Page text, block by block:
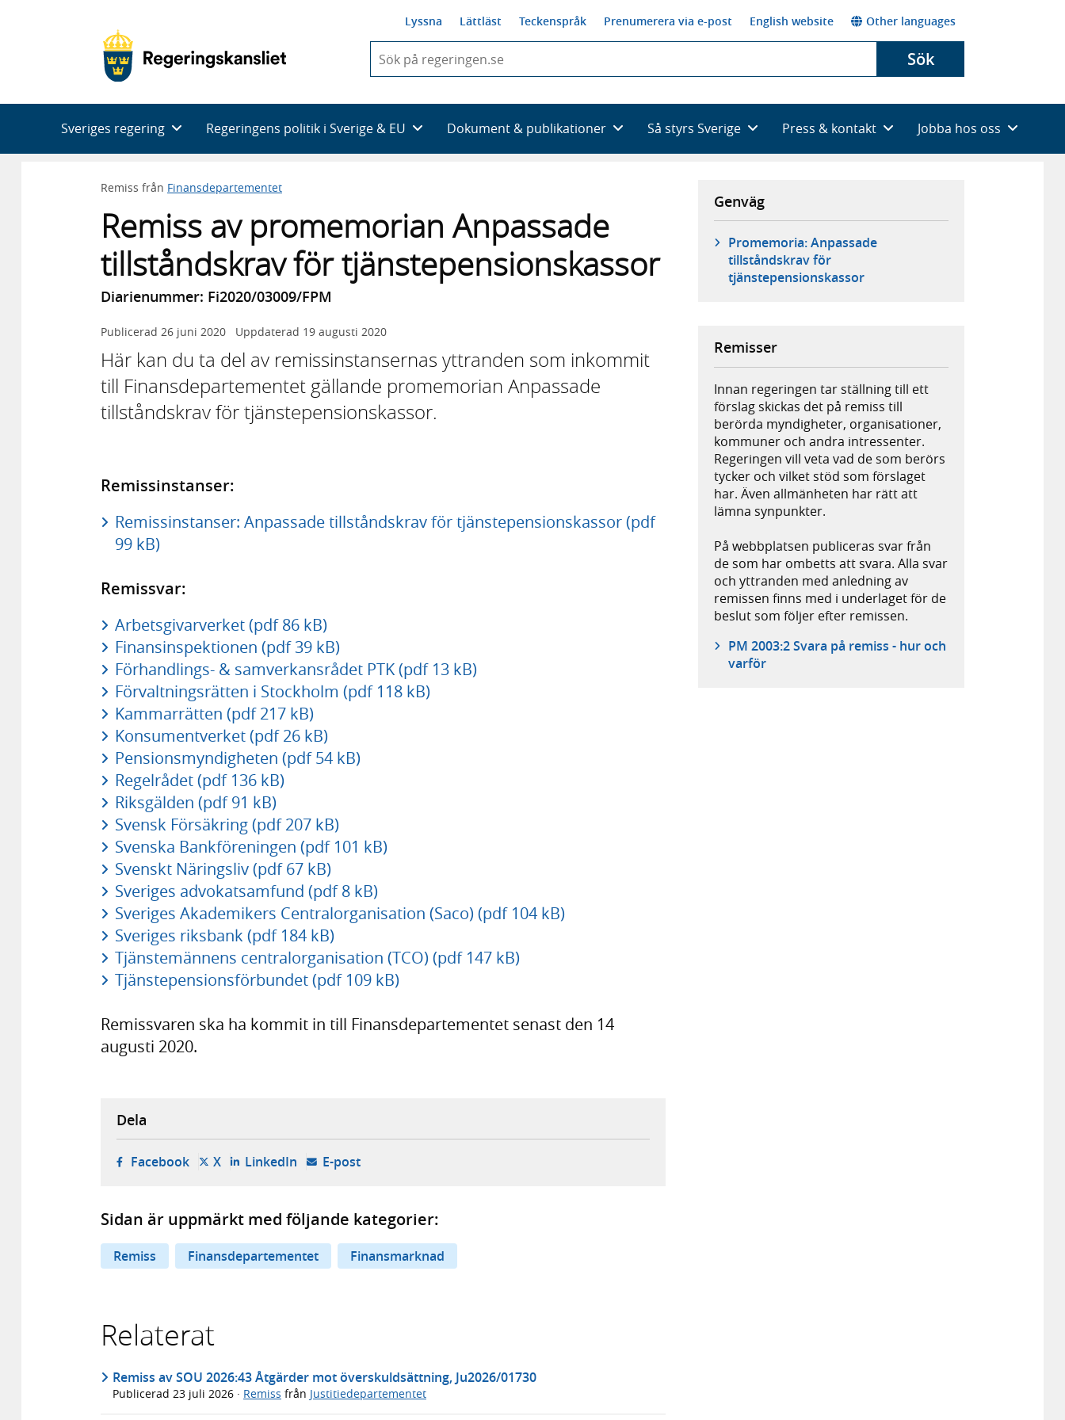
Lyssna Lättläst Teckenspråk Prenumerera via e-post English website Other languages
du
skriva
framträder
en
Sök
Sveriges regering Regeringens politik i Sverige & EU Dokument & publikationer Så styrs Sverige Press & kontakt Jobba hos oss
Remiss från Finansdepartementet
Remiss av promemorian Anpassade
tillståndskrav för tjänstepensionskassor
Diarienummer: Fi2020/03009/FPM
Publicerad 26 juni 2020 Uppdaterad 19 augusti 2020
Här kan du ta del av remissinstansernas yttranden som inkommit
till Finansdepartementet gällande promemorian Anpassade
tillståndskrav för tjänstepensionskassor.
Remissinstanser:
Remissinstanser: Anpassade tillståndskrav för tjänstepensionskassor (pdf
99 kB)
Remissvar:
Arbetsgivarverket (pdf 86 kB)
Finansinspektionen (pdf 39 kB)
Förhandlings- & samverkansrådet PTK (pdf 13 kB)
Förvaltningsrätten i Stockholm (pdf 118 kB)
Kammarrätten (pdf 217 kB)
Konsumentverket (pdf 26 kB)
Pensionsmyndigheten (pdf 54 kB)
Regelrådet (pdf 136 kB)
Riksgälden (pdf 91 kB)
Svensk Försäkring (pdf 207 kB)
Svenska Bankföreningen (pdf 101 kB)
Svenskt Näringsliv (pdf 67 kB)
Sveriges advokatsamfund (pdf 8 kB)
Sveriges Akademikers Centralorganisation (Saco) (pdf 104 kB)
Sveriges riksbank (pdf 184 kB)
Tjänstemännens centralorganisation (TCO) (pdf 147 kB)
Tjänstepensionsförbundet (pdf 109 kB)
Remissvaren ska ha kommit in till Finansdepartementet senast den 14
augusti 2020.
Genväg
Promemoria: Anpassade
tillståndskrav för
tjänstepensionskassor
Remisser
Innan regeringen tar ställning till ett
förslag skickas det på remiss till
berörda myndigheter, organisationer,
kommuner och andra intressenter.
Regeringen vill veta vad de som berörs
tycker och vilket stöd som förslaget
har. Även allmänheten har rätt att
lämna synpunkter.
På webbplatsen publiceras svar från
de som har ombetts att svara. Alla svar
och yttranden med anledning av
remissen finns med i underlaget för de
beslut som följer efter remissen.
PM 2003:2 Svara på remiss - hur och
varför
Dela
Facebook- öppnas i ny flik, extern webbplats,
X- öppnas i ny flik, extern webbplats,
LinkedIn- öppnas i ny flik, extern webbplats,
E-post- öppnar din e-postklient,
Sidan är uppmärkt med följande kategorier:
Remiss Finansdepartementet Finansmarknad
Relaterat
Remiss av SOU 2026:43 Åtgärder mot överskuldsättning, Ju2026/01730
Publicerad 23 juli 2026 · Remiss från Justitiedepartementet